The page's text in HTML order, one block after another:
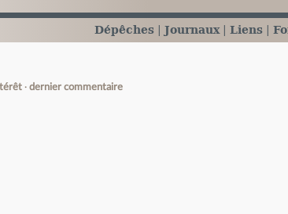
Dépêches Journaux Liens
dernier commentaire